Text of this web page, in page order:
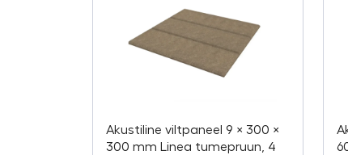
Akustiline viltpaneel 9 × 300 ×
300 mm Linea tumepruun, 4